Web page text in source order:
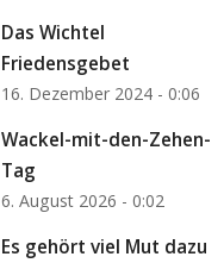
Das Wichtel
Friedensgebet
16. Dezember 2024 - 0:06
Wackel-mit-den-Zehen-
Tag
6. August 2026 - 0:02
Es gehört viel Mut dazu